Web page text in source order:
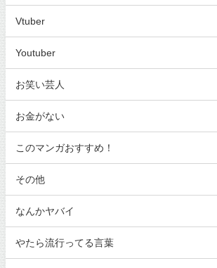
Vtuber
Youtuber
お笑い芸人
お金がない
このマンガおすすめ！
その他
なんかヤバイ
やたら流行ってる言葉